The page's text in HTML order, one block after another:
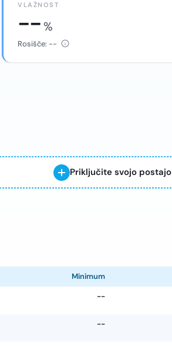
VLAŽNOST
--%
Rosišče: --
Priključite svojo postajo
Minimum
--
--